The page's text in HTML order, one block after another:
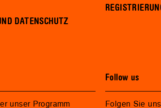
DATENSCHUTZ
unser Programm
Follow us
Folgen Sie